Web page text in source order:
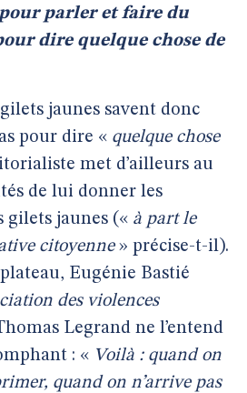
pour parler et faire du
dire quelque chose de
jaunes savent donc
pour dire « quelque chose
met d’ailleurs au
de lui donner les
gilets jaunes (« à part le
citoyenne» précise-t-il).
Eugénie Bastié
des violences
Legrand ne l’entend
: « Voilà : quand on
quand on n’arrive pas